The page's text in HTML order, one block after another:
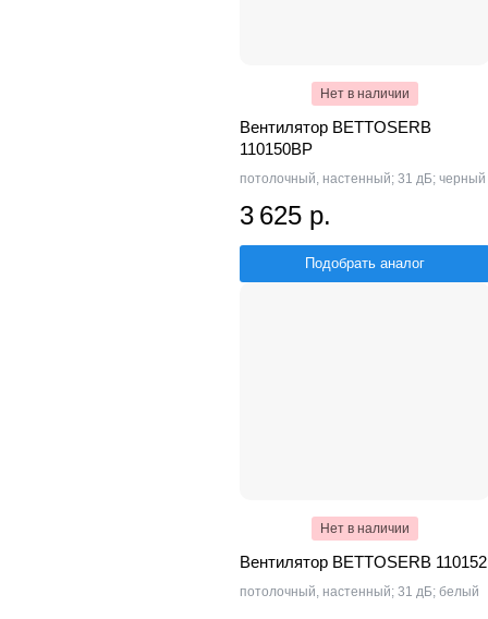
Нет в наличии
Вентилятор BETTOSERB
110150BP
потолочный, настенный; 31 дБ; черный
3 625 р.
Подобрать аналог
Нет в наличии
Вентилятор BETTOSERB 110152
потолочный, настенный; 31 дБ; белый